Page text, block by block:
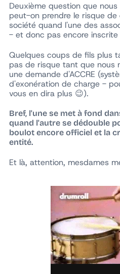
Deuxième question que
peut-on prendre le risque de
société quand l'une des
- et donc pas encore inscrite
Quelques coups de fils plus
pas de risque tant que nous
une demande d'ACCRE
d'exonération de charge -
vous en dira plus 😉).
Bref, l'une se met à fond
quand l'autre se dédouble
boulot encore officiel et la
entité.
Et là, attention, mesdames